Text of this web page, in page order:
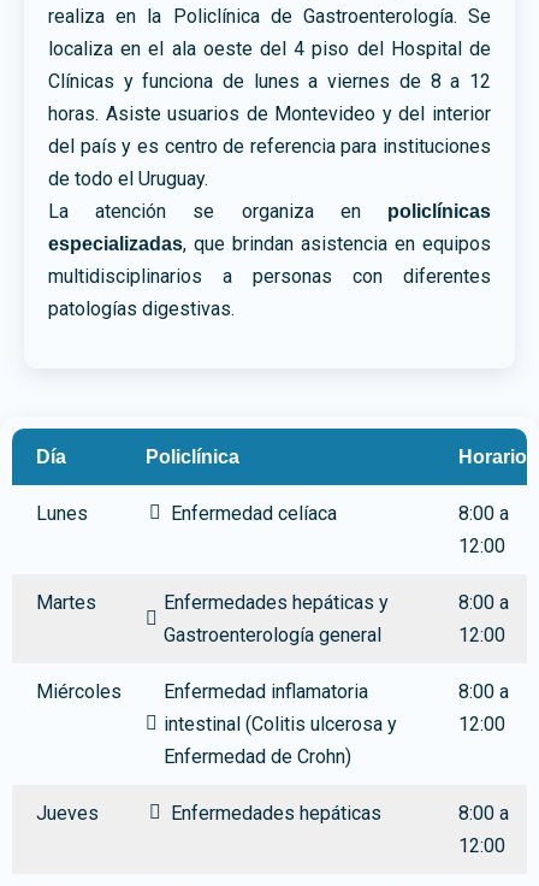
realiza en la Policlínica de Gastroenterología. Se
localiza en el ala oeste del 4 piso del Hospital de
Clínicas y funciona de lunes a viernes de 8 a 12
horas. Asiste usuarios de Montevideo y del interior
del país y es centro de referencia para instituciones
de todo el Uruguay.
La atención se organiza en
policlínicas
especializadas, que brindan asistencia en equipos
multidisciplinarios a personas con diferentes
patologías digestivas.
Día Policlínica Horario
Lunes Enfermedad celíaca
8:00 a
12:00
Martes
Enfermedades hepáticas y
Gastroenterología general
8:00 a
12:00
Miércoles
Enfermedad inflamatoria
intestinal (Colitis ulcerosa y
Enfermedad de Crohn)
8:00 a
12:00
Jueves Enfermedades hepáticas
8:00 a
12:00